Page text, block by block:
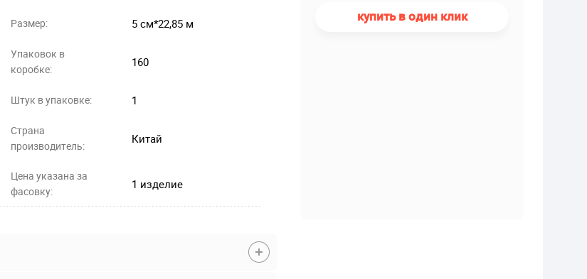
Размер: 5 см*22,85 м
Упаковок в
коробке:
160
Штук в упаковке: 1
Страна
производитель:
Китай
Цена указана за
фасовку:
1 изделие
купить в один клик